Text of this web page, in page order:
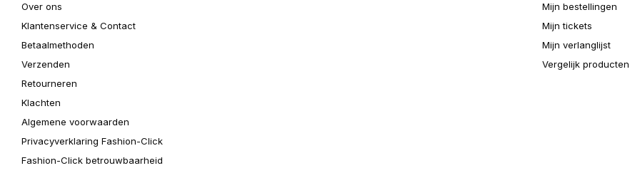
Over ons
Klantenservice & Contact
Betaalmethoden
Verzenden
Retourneren
Klachten
Algemene voorwaarden
Privacyverklaring Fashion-Click
Fashion-Click betrouwbaarheid
Mijn bestellingen
Mijn tickets
Mijn verlanglijst
Vergelijk producten